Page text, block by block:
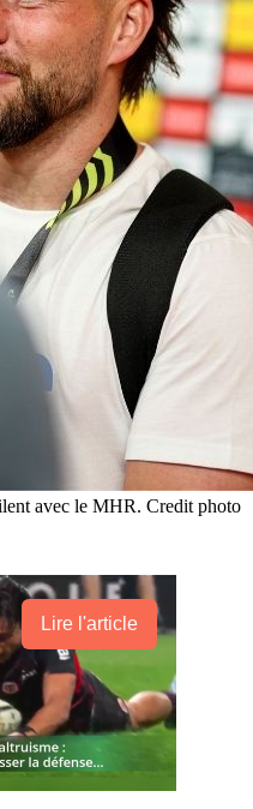
avec le MHR. Credit photo
Lire l'article